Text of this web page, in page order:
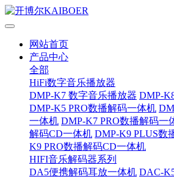
网站首页
产品中心
全部
HiFi数字音乐播放器
DMP-K7 数字音乐播放器 DMP-
DMP-K5 PRO数播解码一体机
一体机 DMP-K7 PRO数播解码一
解码CD一体机 DMP-K9 PLUS数
K9 PRO数播解码CD一体机
HIFI音乐解码器系列
DA5便携解码耳放一体机 DAC-